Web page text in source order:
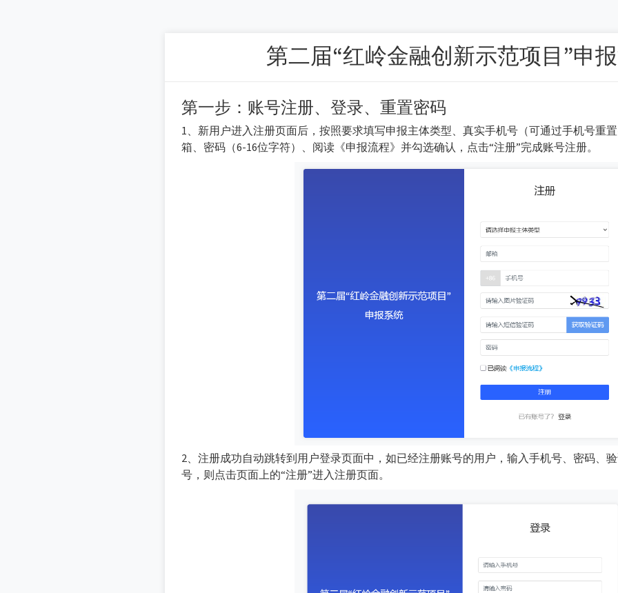
第二届“红岭金融创新示范项目”申
第一步：账号注册、登录、重置密码
1、新用户进入注册页面后，按照要求填写申报主体类型、真实手机号（可通过手机号重
箱、密码（6-16位字符）、阅读《申报流程》并勾选确认，点击“注册”完成账号注册。
2、注册成功自动跳转到用户登录页面中，如已经注册账号的用户，输入手机号、密码、
号，则点击页面上的“注册”进入注册页面。